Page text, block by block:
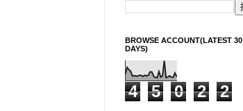
BROWSE ACCOUNT(LATEST 30
DAYS)
4 5 0 2 2